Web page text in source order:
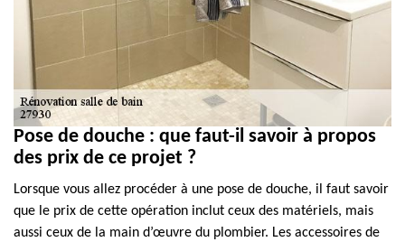
Pose de douche : que faut-il savoir à propos
des prix de ce projet ?
Lorsque vous allez procéder à une pose de douche, il faut savoir
que le prix de cette opération inclut ceux des matériels, mais
aussi ceux de la main d’œuvre du plombier. Les accessoires de